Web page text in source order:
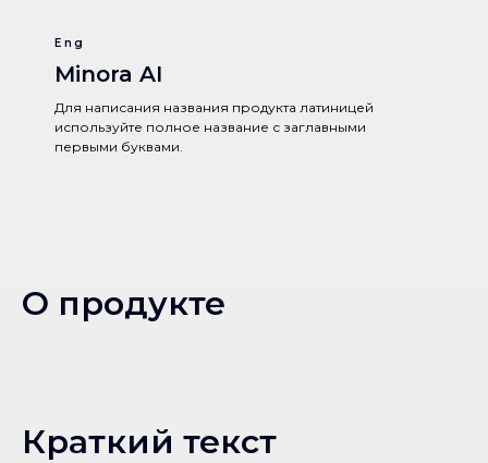
Eng
Minora AI
Для написания названия продукта латиницей
используйте полное название с заглавными
первыми буквами.
О продукте
Краткий текст